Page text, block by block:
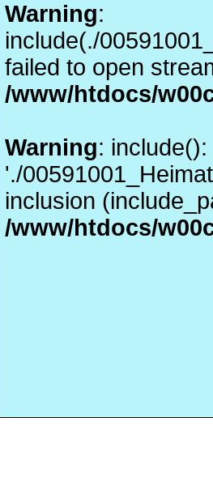
Warning:
include(./
failed to open
/www/htdocs/
Warning:
'./
inclusion
/www/htdocs/